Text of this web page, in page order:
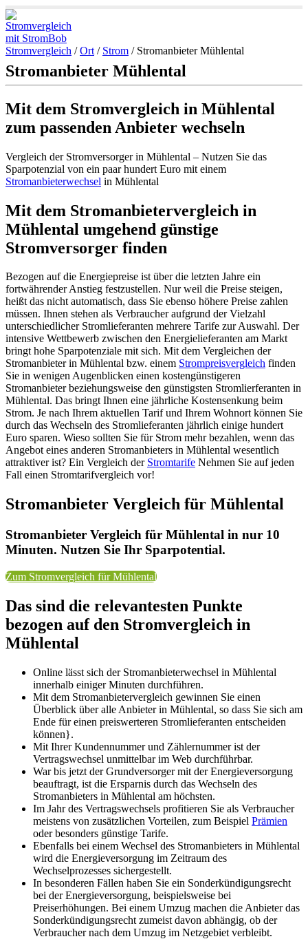
Stromvergleich /Ort / Strom / Stromanbieter Mühlental
Stromanbieter Mühlental
Mit dem Stromvergleich in Mühlental
zum passenden Anbieter wechseln
Vergleich der Stromversorger in Mühlental – Nutzen Sie das
Sparpotenzial von ein paar hundert Euro mit einem
Stromanbieterwechsel in Mühlental
Mit dem Stromanbietervergleich in
Mühlental umgehend günstige
Stromversorger finden
Bezogen auf die Energiepreise ist über die letzten Jahre ein
fortwährender Anstieg festzustellen. Nur weil die Preise steigen,
heißt das nicht automatisch, dass Sie ebenso höhere Preise zahlen
müssen. Ihnen stehen als Verbraucher aufgrund der Vielzahl
unterschiedlicher Stromlieferanten mehrere Tarife zur Auswahl. Der
intensive Wettbewerb zwischen den Energielieferanten am Markt
bringt hohe Sparpotenziale mit sich. Mit dem Vergleichen der
Stromanbieter in Mühlental bzw. einem Strompreisvergleich finden
Sie in wenigen Augenblicken einen kostengünstigeren
Stromanbieter beziehungsweise den günstigsten Stromlierferanten in
Mühlental. Das bringt Ihnen eine jährliche Kostensenkung beim
Strom. Je nach Ihrem aktuellen Tarif und Ihrem Wohnort können Sie
durch das Wechseln des Stromlieferanten jährlich einige hundert
Euro sparen. Wieso sollten Sie für Strom mehr bezahlen, wenn das
Angebot eines anderen Stromanbieters in Mühlental wesentlich
attraktiver ist? Ein Vergleich der Stromtarife Nehmen Sie auf jeden
Fall einen Stromtarifvergleich vor!
Stromanbieter Vergleich für Mühlental
Stromanbieter Vergleich für Mühlental in nur 10
Minuten. Nutzen Sie Ihr Sparpotential.
Zum Stromvergleich für Mühlental
Das sind die relevantesten Punkte
bezogen auf den Stromvergleich in
Mühlental
Online lässt sich der Stromanbieterwechsel in Mühlental
innerhalb einiger Minuten durchführen.
Mit dem Stromanbietervergleich gewinnen Sie einen
Überblick über alle Anbieter in Mühlental, so dass Sie sich am
Ende für einen preiswerteren Stromlieferanten entscheiden
können}.
Mit Ihrer Kundennummer und Zählernummer ist der
Vertragswechsel unmittelbar im Web durchführbar.
War bis jetzt der Grundversorger mit der Energieversorgung
beauftragt, ist die Ersparnis durch das Wechseln des
Stromanbieters in Mühlental am höchsten.
Im Jahr des Vertragswechsels profitieren Sie als Verbraucher
meistens von zusätzlichen Vorteilen, zum Beispiel Prämien
oder besonders günstige Tarife.
Ebenfalls bei einem Wechsel des Stromanbieters in Mühlental
wird die Energieversorgung im Zeitraum des
Wechselprozesses sichergestellt.
In besonderen Fällen haben Sie ein Sonderkündigungsrecht
bei der Energieversorgung, beispielsweise bei
Preiserhöhungen. Bei einem Umzug machen die Anbieter das
Sonderkündigungsrecht zumeist davon abhängig, ob der
Verbraucher nach dem Umzug im Netzgebiet verbleibt.